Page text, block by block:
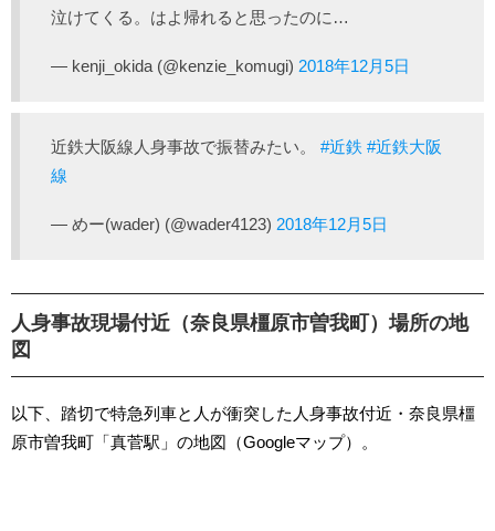
泣けてくる。はよ帰れると思ったのに…
— kenji_okida (@kenzie_komugi) 2018年12月5日
近鉄大阪線人身事故で振替みたい。 #近鉄 #近鉄大阪
線
— めー(wader) (@wader4123) 2018年12月5日
人身事故現場付近（奈良県橿原市曽我町）場所の地
図
以下、踏切で特急列車と人が衝突した人身事故付近・奈良県橿
原市曽我町「真菅駅」の地図（Googleマップ）。